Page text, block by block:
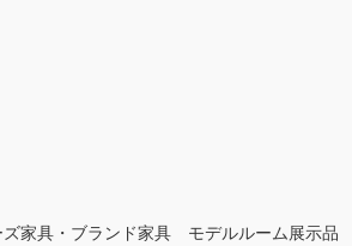
家具・ブランド家具 モデルルーム展示品